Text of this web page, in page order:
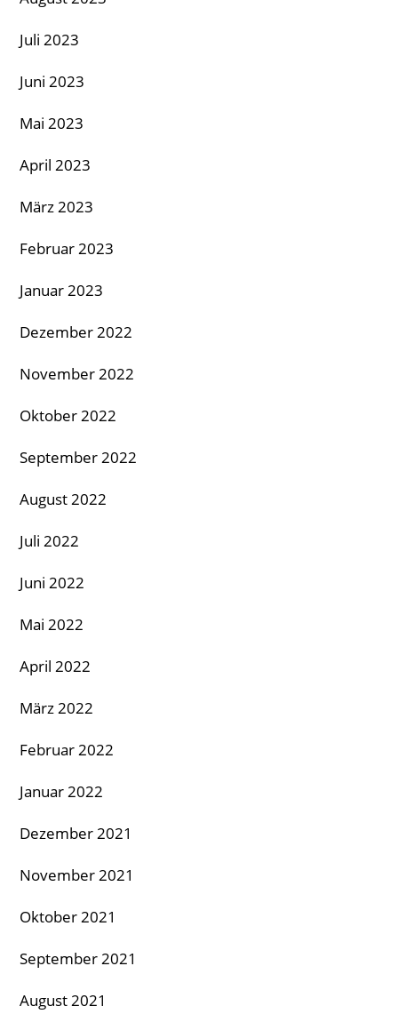
Juli 2023
Juni 2023
Mai 2023
April 2023
März 2023
Februar 2023
Januar 2023
Dezember 2022
November 2022
Oktober 2022
September 2022
August 2022
Juli 2022
Juni 2022
Mai 2022
April 2022
März 2022
Februar 2022
Januar 2022
Dezember 2021
November 2021
Oktober 2021
September 2021
August 2021